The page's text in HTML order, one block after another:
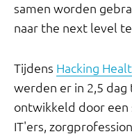
samen worden
naar the next level
Tijdens Hacking
werden er in 2,5
ontwikkeld door een
IT'ers,